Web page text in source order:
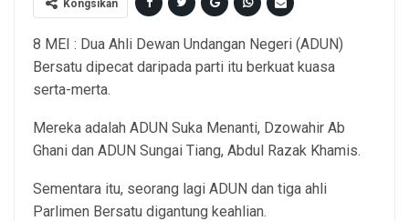
Kongsikan
8 MEI : Dua Ahli Dewan Undangan Negeri (ADUN)
Bersatu dipecat daripada parti itu berkuat kuasa
serta-merta.
Mereka adalah ADUN Suka Menanti, Dzowahir Ab
Ghani dan ADUN Sungai Tiang, Abdul Razak Khamis.
Sementara itu, seorang lagi ADUN dan tiga ahli
Parlimen Bersatu digantung keahlian.